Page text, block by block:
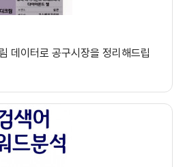
데이터로 공구시장을 정리해드립